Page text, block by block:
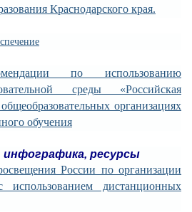
Краснодарского края.
по использованию
среды «Российская
организациях
обучения
ресурсы
России по организации
дистанционных